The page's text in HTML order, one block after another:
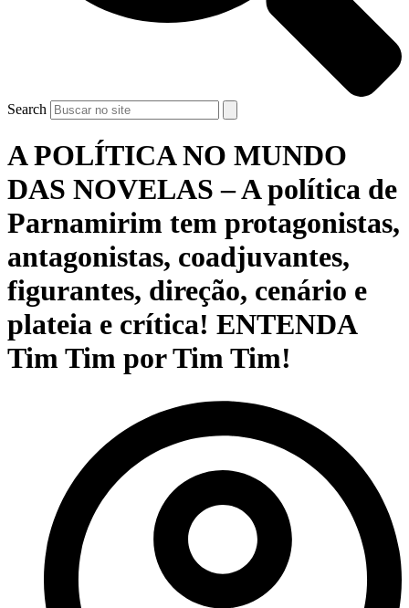
Search
A POLÍTICA NO MUNDO
DAS NOVELAS – A política de
Parnamirim tem protagonistas,
antagonistas, coadjuvantes,
figurantes, direção, cenário e
plateia e crítica! ENTENDA
Tim Tim por Tim Tim!